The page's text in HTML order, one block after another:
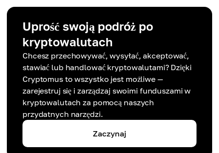
Uprość swoją podróż po
kryptowalutach
Chcesz przechowywać, wysyłać, akceptować,
stawiać lub handlować kryptowalutami? Dzięki
Cryptomus to wszystko jest możliwe —
zarejestruj się i zarządzaj swoimi funduszami w
kryptowalutach za pomocą naszych
przydatnych narzędzi.
Zaczynaj